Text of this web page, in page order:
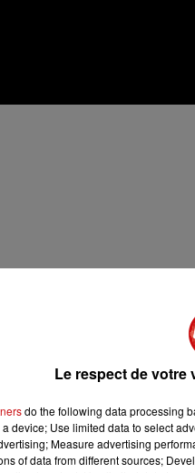
les faire blanchir dans
Le respect de votre
do the following data processing
device; Use limited data to select
Measure advertising
of data from different sources;